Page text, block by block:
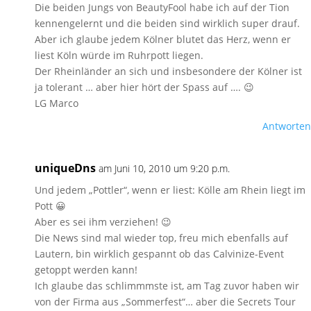
Die beiden Jungs von BeautyFool habe ich auf der Tion
kennengelernt und die beiden sind wirklich super drauf.
Aber ich glaube jedem Kölner blutet das Herz, wenn er
liest Köln würde im Ruhrpott liegen.
Der Rheinländer an sich und insbesondere der Kölner ist
ja tolerant … aber hier hört der Spass auf …. 😉
LG Marco
Antworten
uniqueDns am Juni 10, 2010 um 9:20 p.m.
Und jedem „Pottler“, wenn er liest: Kölle am Rhein liegt im
Pott 😀
Aber es sei ihm verziehen! 😉
Die News sind mal wieder top, freu mich ebenfalls auf
Lautern, bin wirklich gespannt ob das Calvinize-Event
getoppt werden kann!
Ich glaube das schlimmmste ist, am Tag zuvor haben wir
von der Firma aus „Sommerfest“… aber die Secrets Tour